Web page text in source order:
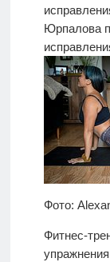
Версия
Юрпалова
Фото:
Фитнес-